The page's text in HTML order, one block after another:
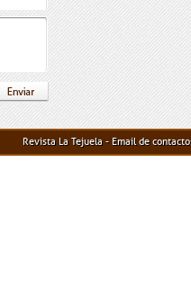
Revista La Tejuela - Email de